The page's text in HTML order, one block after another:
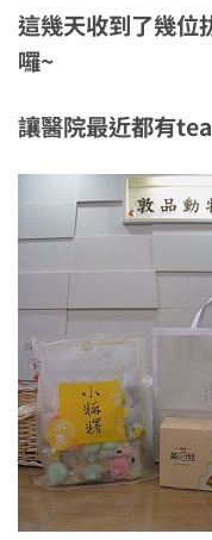
這幾天收到了幾
囉~
讓醫院最近都